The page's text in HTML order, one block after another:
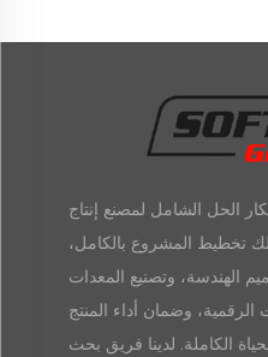
الحل الشامل لمصنع إنتاج
تخطيط المشروع بالكامل،
الهندسة، وتصنيع المعدات
الرقمية، وضمان أداء المنتج
الكاملة. لدينا فريق بحث